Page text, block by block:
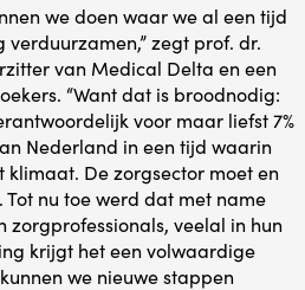
we doen waar we al een tijd
zegt prof. dr.
van Medical Delta en een
“Want dat is broodnodig:
voor maar liefst 7%
Nederland in een tijd waarin
klimaat. De zorgsector moet en
nu toe werd dat met name
zorgprofessionals, veelal in hun
krijgt het een volwaardige
we nieuwe stappen